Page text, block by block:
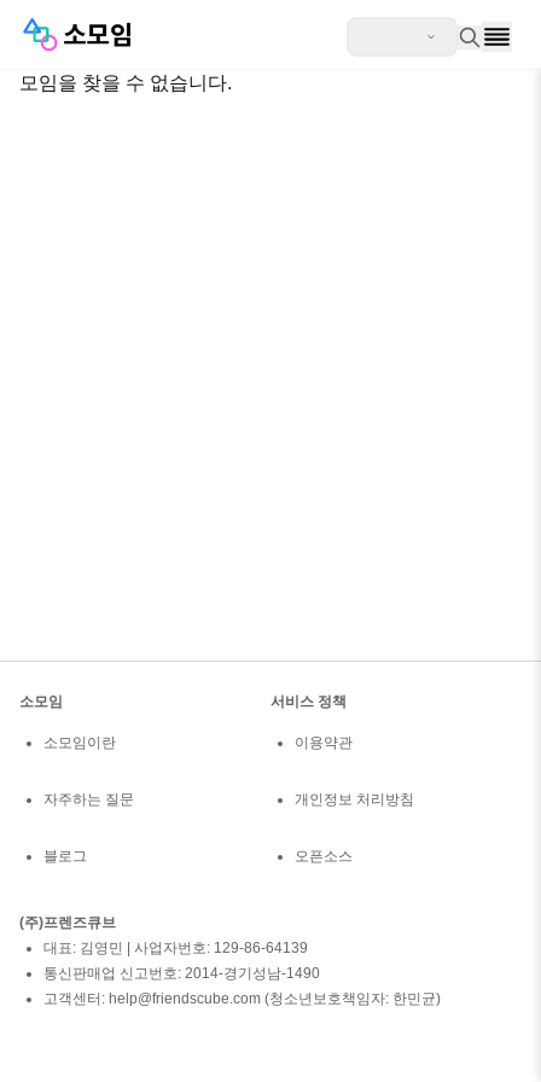
모임을 찾을 수 없습니다.
소모임
소모임이란
자주하는 질문
블로그
서비스 정책
이용약관
개인정보 처리방침
오픈소스
(주)프렌즈큐브
대표: 김영민 | 사업자번호: 129-86-64139
통신판매업 신고번호: 2014-경기성남-1490
고객센터: help@friendscube.com (청소년보호책임자: 한민균)